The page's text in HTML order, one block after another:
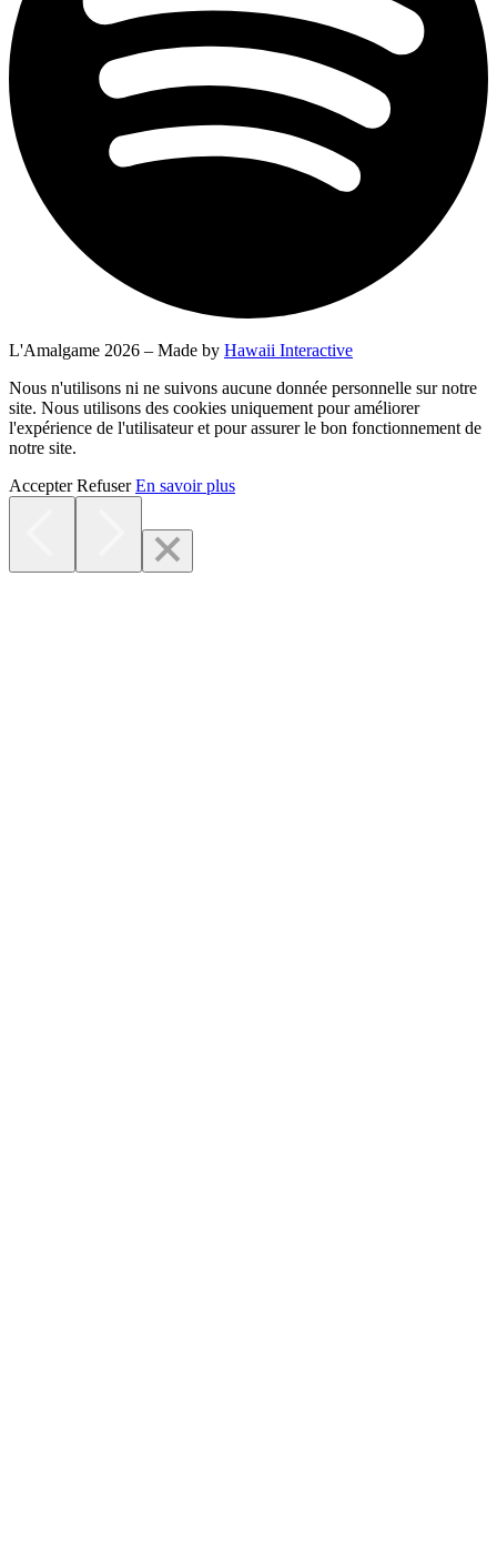
L'Amalgame 2026 – Made by Hawaii Interactive
Nous n'utilisons ni ne suivons aucune donnée personnelle sur notre
site. Nous utilisons des cookies uniquement pour améliorer
l'expérience de l'utilisateur et pour assurer le bon fonctionnement de
notre site.
AccepterRefuserEn savoir plus